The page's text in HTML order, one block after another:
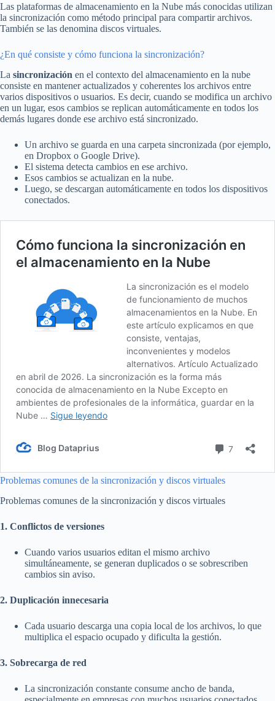
Las plataformas de almacenamiento en la Nube más conocidas utilizan
la sincronización como método principal para compartir archivos.
También se las denomina discos virtuales.
¿En qué consiste y cómo funciona la sincronización?
La sincronización en el contexto del almacenamiento en la nube
consiste en mantener actualizados y coherentes los archivos entre
varios dispositivos o usuarios. Es decir, cuando se modifica un archivo
en un lugar, esos cambios se replican automáticamente en todos los
demás lugares donde ese archivo está sincronizado.
Un archivo se guarda en una carpeta sincronizada (por ejemplo,
en Dropbox o Google Drive).
El sistema detecta cambios en ese archivo.
Esos cambios se actualizan en la nube.
Luego, se descargan automáticamente en todos los dispositivos
conectados.
Problemas comunes de la sincronización y discos virtuales
Problemas comunes de la sincronización y discos virtuales
1. Conflictos de versiones
Cuando varios usuarios editan el mismo archivo
simultáneamente, se generan duplicados o se sobrescriben
cambios sin aviso.
2. Duplicación innecesaria
Cada usuario descarga una copia local de los archivos, lo que
multiplica el espacio ocupado y dificulta la gestión.
3. Sobrecarga de red
La sincronización constante consume ancho de banda,